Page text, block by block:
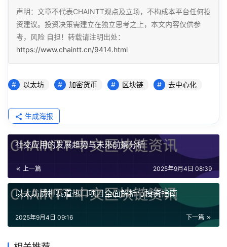
声明：文章不代表CHAINTT观点及立场，不构成本平台任何投
资建议。投资决策需建立在独立思考之上，本文内容仅供参
考，风险 自担！转载请注明出处：
https://www.chaintt.cn/9414.html
以太坊 加密货币 区块链 去中心化
生成海报
社交应用的发展趋势与未来前景分析
上一篇 2025年9月4日 08:39
以太坊质押赛道热门项目全面解析与投资指南
下一篇
2025年9月4日 09:16